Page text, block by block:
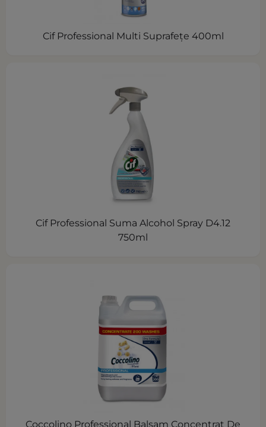
Cif Professional Multi Suprafeţe 400ml
Cif Professional Suma Alcohol Spray D4.12
750ml
Coccolino Professional Balsam Concentrat De